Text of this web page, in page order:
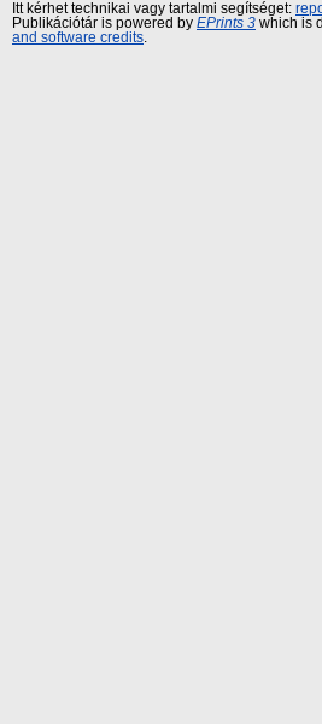
Itt kérhet technikai vagy tartalmi segítséget:
Publikációtár is powered by EPrints 3 which is
and software credits